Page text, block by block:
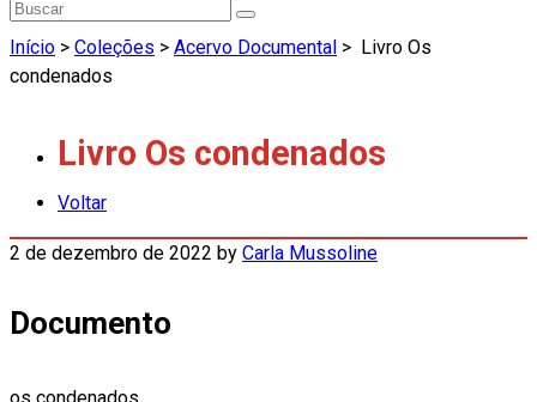
Início > Coleções > Acervo Documental > Livro Os
condenados
Livro Os condenados
Voltar
2 de dezembro de 2022 by Carla Mussoline
Documento